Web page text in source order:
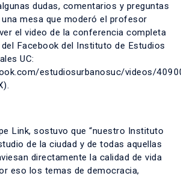
dudas, comentarios y preguntas
una mesa que moderó el profesor
el video de la conferencia completa
Facebook del Instituto de Estudios
UC:
estudiosurbanosuc/videos/
Link, sostuvo que “nuestro Instituto
de la ciudad y de todas aquellas
directamente la calidad de vida
eso los temas de democracia,